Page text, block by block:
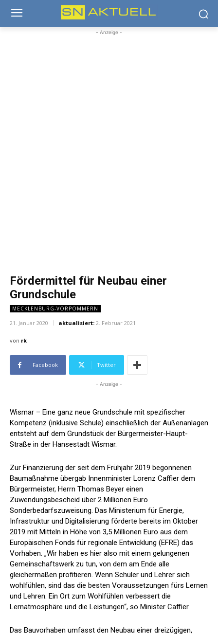
- Anzeige -
Fördermittel für Neubau einer
Grundschule
MECKLENBURG-VORPOMMERN
21. Januar 2020 aktualisiert: 2. Februar 2021
von rk
Facebook Twitter
- Anzeige -
Wismar – Eine ganz neue Grundschule mit spezifischer
Kompetenz (inklusive Schule) einschließlich der Außenanlagen
entsteht auf dem Grundstück der Bürgermeister-Haupt-
Straße in der Hansestadt Wismar.
Zur Finanzierung der seit dem Frühjahr 2019 begonnenen
Baumaßnahme übergab Innenminister Lorenz Caffier dem
Bürgermeister, Herrn Thomas Beyer einen
Zuwendungsbescheid über 2 Millionen Euro
Sonderbedarfszuweisung. Das Ministerium für Energie,
Infrastruktur und Digitalisierung förderte bereits im Oktober
2019 mit Mitteln in Höhe von 3,5 Millionen Euro aus dem
Europäischen Fonds für regionale Entwicklung (EFRE) das
Vorhaben. „Wir haben es hier also mit einem gelungenen
Gemeinschaftswerk zu tun, von dem am Ende alle
gleichermaßen profitieren. Wenn Schüler und Lehrer sich
wohlfühlen, sind das die besten Voraussetzungen fürs Lernen
und Lehren. Ein Ort zum Wohlfühlen verbessert die
Lernatmosphäre und die Leistungen“, so Minister Caffier.
Das Bauvorhaben umfasst den Neubau einer dreizügigen,